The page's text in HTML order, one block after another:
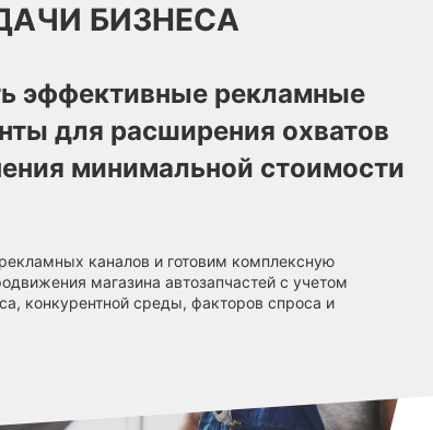
БИЗНЕСА
эффективные рекламные
для расширения охватов
минимальной стоимости
каналов и готовим комплексную
магазина автозапчастей с учетом
конкурентной среды, факторов спроса и